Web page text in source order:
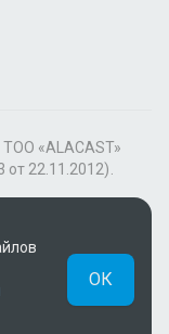
«ALACAST»
22.11.2012).
«Пакета
ОК